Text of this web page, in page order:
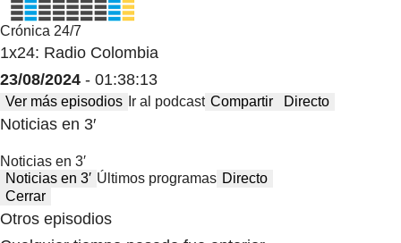
Crónica 24/7
1x24: Radio Colombia
23/08/2024 - 01:38:13
Ver más episodios Ir al podcast Compartir Directo
Noticias en 3′
Noticias en 3′
Noticias en 3′ Últimos programas Directo
Cerrar
Otros episodios